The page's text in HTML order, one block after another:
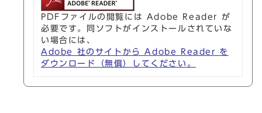
PDFファイルの閲覧には Adobe Reader が
必要です。同ソフトがインストールされていな
い場合には、
Adobe 社のサイトから Adobe Reader を
ダウンロード（無償）してください。